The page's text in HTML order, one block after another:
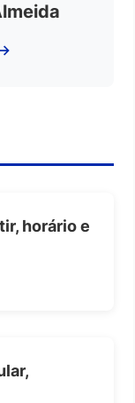
horário e